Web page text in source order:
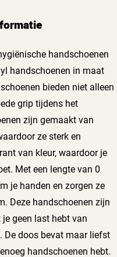
handschoenen
handschoenen in maat
bieden niet alleen
grip tijdens het
zijn gemaakt van
ze sterk en
van kleur, waardoor je
Met een lengte van 0
je handen en zorgen ze
Deze handschoenen zijn
geen last hebt van
De doos bevat maar liefst
handschoenen hebt.